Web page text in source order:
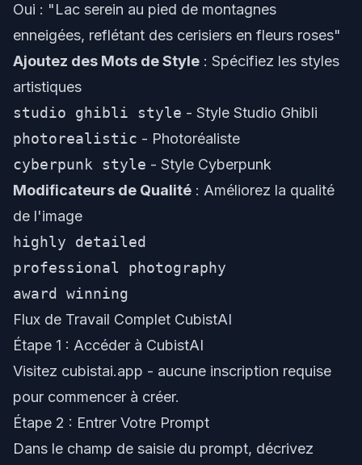
Oui : "Lac serein au pied de montagnes
enneigées, reflétant des cerisiers en fleurs roses"
Ajoutez des Mots de Style : Spécifiez les styles
artistiques
studio ghibli style - Style Studio Ghibli
photorealistic - Photoréaliste
cyberpunk style - Style Cyberpunk
Modificateurs de Qualité : Améliorez la qualité
de l'image
highly detailed
professional photography
award winning
Flux de Travail Complet CubistAI
Étape 1 : Accéder à CubistAI
Visitez cubistai.app - aucune inscription requise
pour commencer à créer.
Étape 2 : Entrer Votre Prompt
Dans le champ de saisie du prompt, décrivez